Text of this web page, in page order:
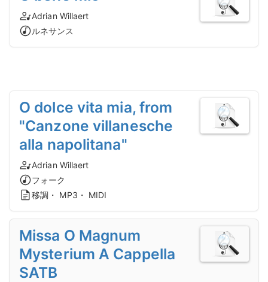
Adrian Willaert
ルネサンス
O dolce vita mia, from
"Canzone villanesche
alla napolitana"
Adrian Willaert
フォーク
移調・ MP3・ MIDI
Missa O Magnum
Mysterium A Cappella
SATB